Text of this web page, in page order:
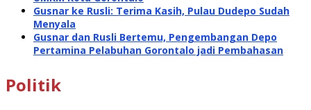
Gusnar ke Rusli: Terima Kasih, Pulau Dudepo Sudah
Menyala
Gusnar dan Rusli Bertemu, Pengembangan Depo
Pertamina Pelabuhan Gorontalo jadi Pembahasan
Politik